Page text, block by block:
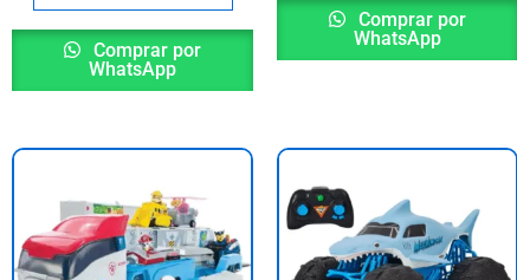
Comprar por
WhatsApp
Comprar por
WhatsApp